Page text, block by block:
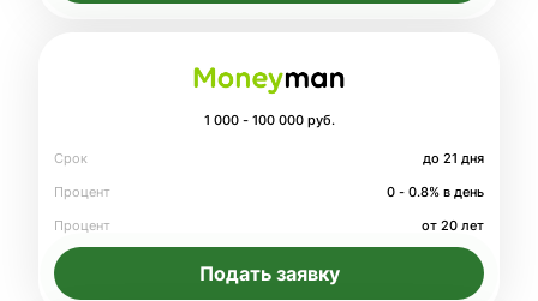
1 000 - 100 000 руб.
Срок
до 21 дня
Процент
0 - 0.8% в день
Процент
от 20 лет
Подать заявку